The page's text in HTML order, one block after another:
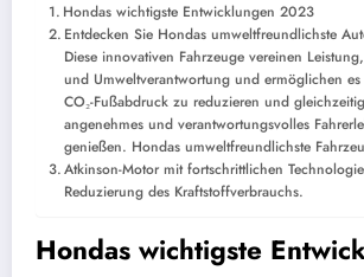
Hondas wichtigste Entwicklungen 2023
Entdecken Sie Hondas umweltfreundlichste
Diese innovativen Fahrzeuge vereinen
und Umweltverantwortung und ermöglichen
CO₂-Fußabdruck zu reduzieren und
angenehmes und verantwortungsvolles
genießen. Hondas umweltfreundlichste
Atkinson-Motor mit fortschrittlichen
Reduzierung des Kraftstoffverbrauchs.
Hondas wichtigste